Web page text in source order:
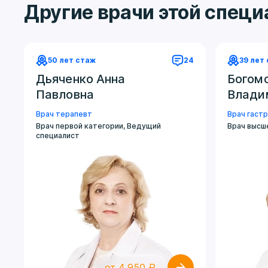
Другие врачи этой
50 лет стаж 24
Дьяченко Анна
Павловна
Врач терапевт
Врач первой категории, Ведущий
специалист
39 лет
Врач
Врач